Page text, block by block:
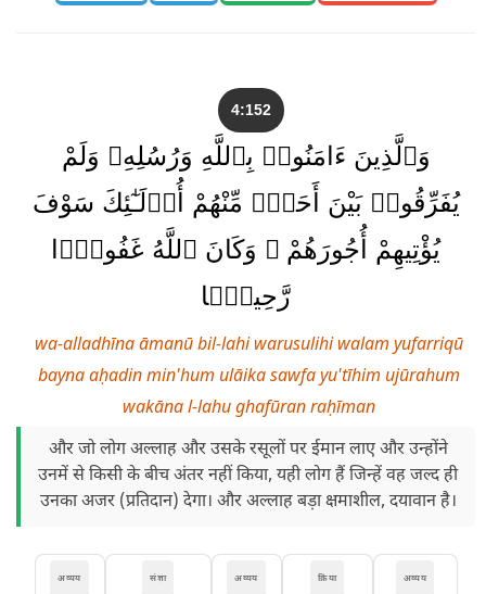
4:152
وَٱلَّذِينَ ءَامَنُوا۟ بِٱللَّهِ وَرُسُلِهِۦ وَلَمْ
يُفَرِّقُوا۟ بَيْنَ أَحَدٍۢ مِّنْهُمْ أُو۟لَـٰٓئِكَ سَوْفَ
يُؤْتِيهِمْ أُجُورَهُمْ ۗ وَكَانَ ٱللَّهُ غَفُورًۭا
رَّحِيمًۭا
wa-alladhīna āmanū bil-lahi warusulihi walam yufarriqū
bayna aḥadin min'hum ulāika sawfa yu'tīhim ujūrahum
wakāna l-lahu ghafūran raḥīman
और जो लोग अल्लाह और उसके रसूलों पर ईमान लाए और उन्होंने
उनमें से किसी के बीच अंतर नहीं किया, यही लोग हैं जिन्हें वह जल्द ही
उनका अजर (प्रतिदान) देगा। और अल्लाह बड़ा क्षमाशील, दयावान है।
अव्यय
क्रिया
अव्यय
संज्ञा
अव्यय